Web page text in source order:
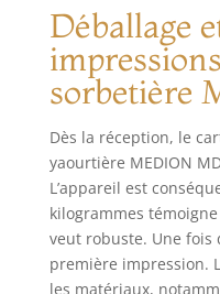
Déballage
sorbetière
Dès la réception, le
yaourtière MEDION
L’appareil est
kilogrammes
veut robuste. Une fois
première impression.
les matériaux,